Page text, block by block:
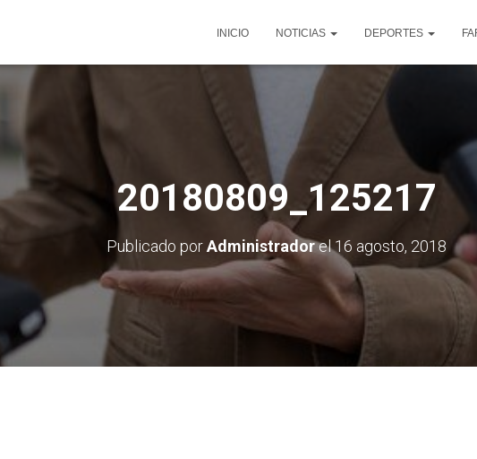
INICIO NOTICIAS DEPORTES
20180809_125217
Publicado porAdministradorel16 agosto, 2018